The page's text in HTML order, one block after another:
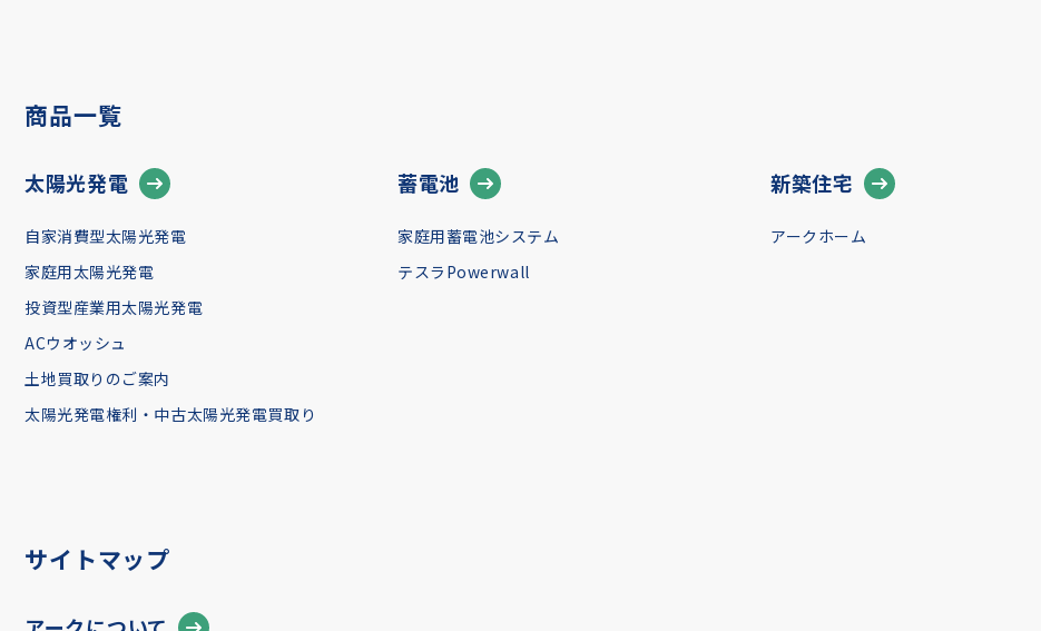
商品一覧
太陽光発電
自家消費型太陽光発電
家庭用太陽光発電
投資型産業用太陽光発電
ACウオッシュ
土地買取りのご案内
太陽光発電権利・中古太陽光発電買取り
蓄電池
家庭用蓄電池システム
テスラPowerwall
新築住宅
アークホーム
サイトマップ